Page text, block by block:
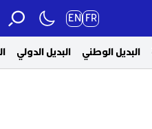
FR
EN
البديل الوطني البديل الدولي